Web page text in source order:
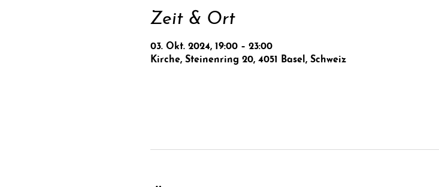
Zeit & Ort
03. Okt. 2024, 19:00 – 23:00
Kirche, Steinenring 20, 4051 Basel, Schweiz